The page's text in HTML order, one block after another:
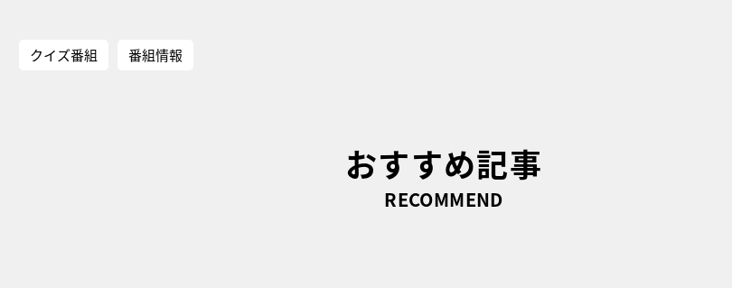
クイズ番組 番組情報
おすすめ記事
RECOMMEND